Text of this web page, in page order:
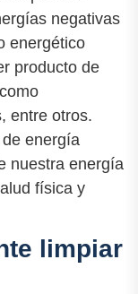
negativas
energético
producto de
entre otros.
energía
nuestra energía
física y
limpiar